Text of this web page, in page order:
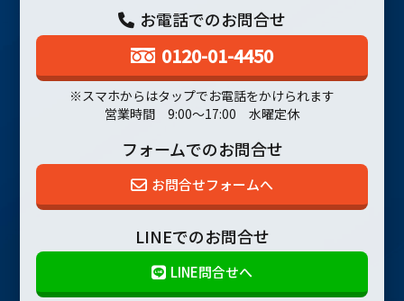
お電話でのお問合せ
0120-01-4450
※スマホからはタップでお電話をかけられます
営業時間 9:00～17:00 水曜定休
フォームでのお問合せ
お問合せフォームへ
LINEでのお問合せ
LINE問合せへ